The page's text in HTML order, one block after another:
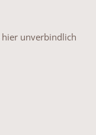
hier unverbindlich